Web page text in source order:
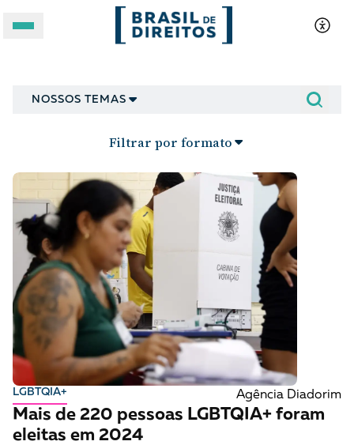
Apoie a Brasil de Direitos
A [BD] conta as histórias de quem defende
direitos humanos no Brasil. Para continuar,
esse trabalho precisa da sua doação!
VEJA COMO APOIAR!
LGBTQIA+
NOSSOS TEMAS
Filtrar por formato
LGBTQIA+ Agência Diadorim
Mais de 220 pessoas LGBTQIA+ foram
eleitas em 2024